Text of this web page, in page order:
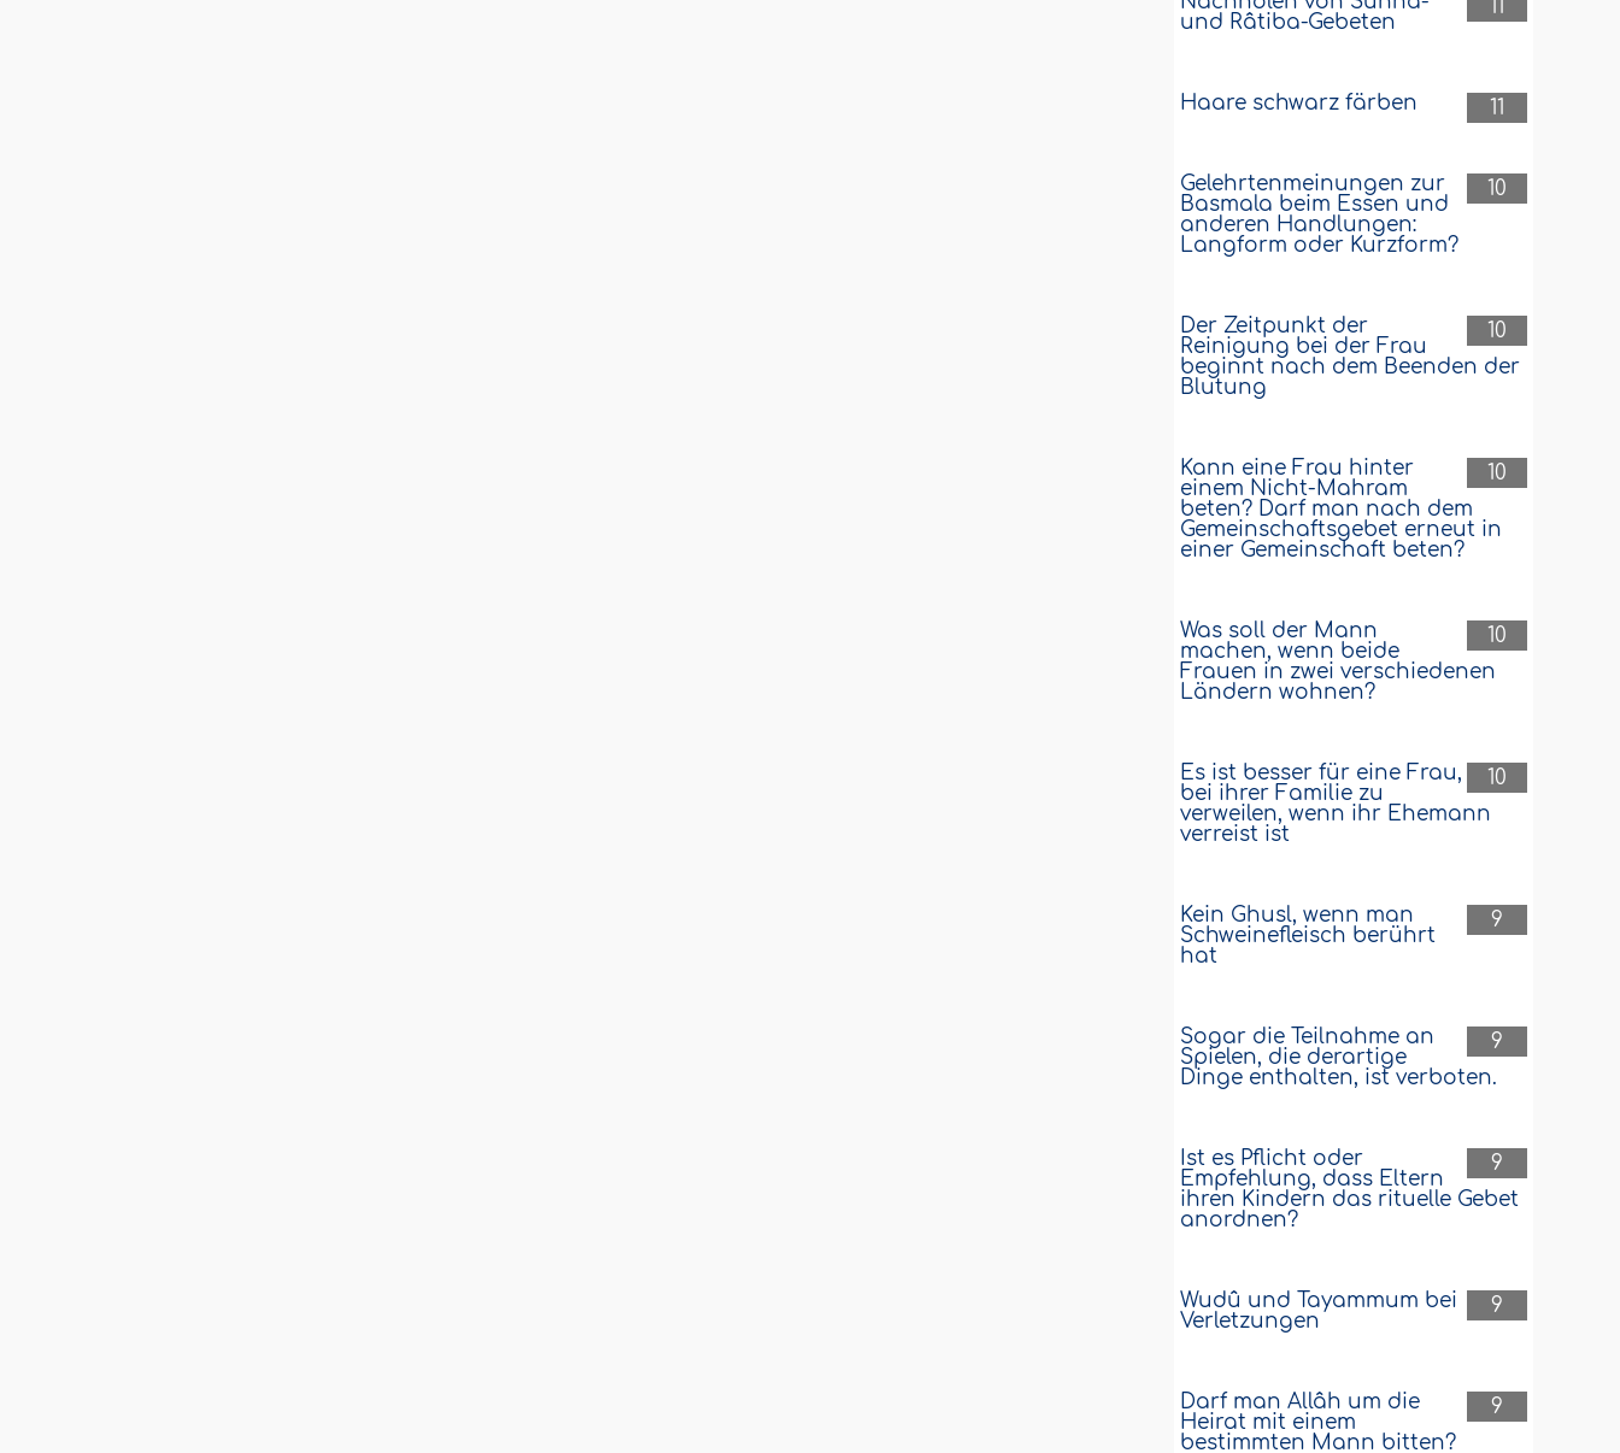
11
und Râtiba-Gebeten
11
Haare schwarz färben
10
Gelehrtenmeinungen zur
Basmala beim Essen und
anderen Handlungen:
Langform oder Kurzform?
10
Der Zeitpunkt der
Reinigung bei der Frau
beginnt nach dem Beenden der
Blutung
10
Kann eine Frau hinter
einem Nicht-Mahram
beten? Darf man nach dem
Gemeinschaftsgebet erneut in
einer Gemeinschaft beten?
10
Was soll der Mann
machen, wenn beide
Frauen in zwei verschiedenen
Ländern wohnen?
10
Es ist besser für eine Frau,
bei ihrer Familie zu
verweilen, wenn ihr Ehemann
verreist ist
9
Kein Ghusl, wenn man
Schweinefleisch berührt
hat
9
Sogar die Teilnahme an
Spielen, die derartige
Dinge enthalten, ist verboten.
9
Ist es Pflicht oder
Empfehlung, dass Eltern
ihren Kindern das rituelle Gebet
anordnen?
9
Wudû und Tayammum bei
Verletzungen
9
Darf man Allâh um die
Heirat mit einem
bestimmten Mann bitten?